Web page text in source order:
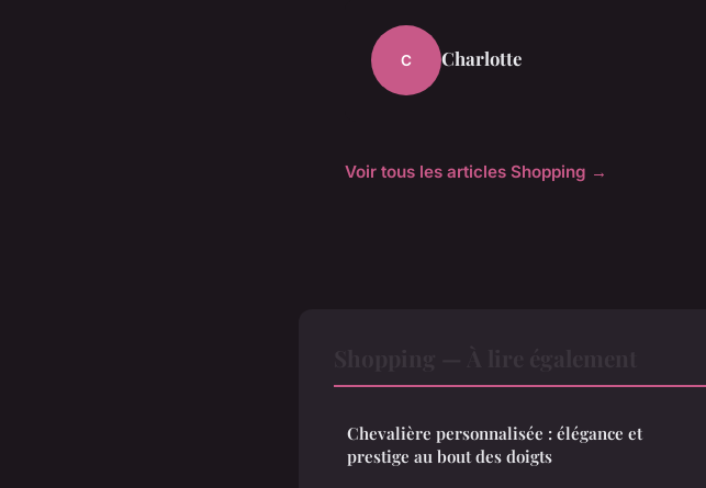
C Charlotte
Voir tous les articles Shopping →
Chevalière personnalisée : élégance et
prestige au bout des doigts